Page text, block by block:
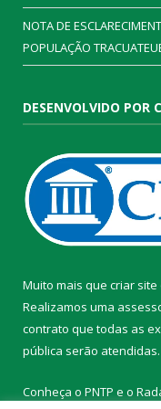
NOTA DE
POPULAÇÃO
DESENVOLVIDO POR
Muito mais que criar site
Realizamos uma
contrato que todas as
pública serão atendidas.
Conheça o PNTP e o